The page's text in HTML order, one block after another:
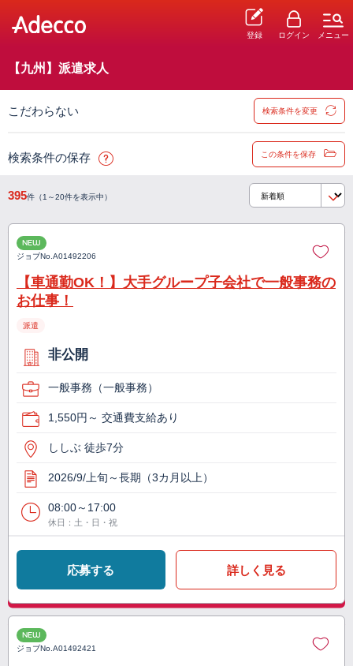
登録 ログイン メニュー
【九州】派遣求人
こだわらない 検索条件を変更
検索条件の保存 この条件を保存
395件（1～20件を表示中）
NEW
ジョブNo.A01492206
【車通勤OK！】大手グループ子会社で一般事務の
お仕事！
派遣
非公開
一般事務（一般事務）
1,550円～ 交通費支給あり
ししぶ 徒歩7分
2026/9/上旬～長期（3カ月以上）
08:00～17:00
休日：土・日・祝
応募する 詳しく見る
NEW
ジョブNo.A01492421